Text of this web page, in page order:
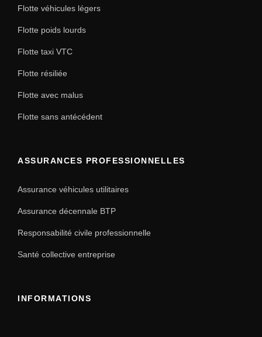
Flotte véhicules légers
Flotte poids lourds
Flotte taxi VTC
Flotte résiliée
Flotte avec malus
Flotte sans antécédent
ASSURANCES PROFESSIONNELLES
Assurance véhicules utilitaires
Assurance décennale BTP
Responsabilité civile professionnelle
Santé collective entreprise
INFORMATIONS